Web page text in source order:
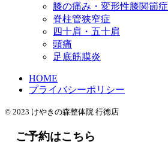
膝の痛み・変形性膝関節症
脊柱管狭窄症
四十肩・五十肩
頭痛
足底筋膜炎
HOME
プライバシーポリシー
© 2023 けやきの森整体院 行徳店
ご予約はこちら